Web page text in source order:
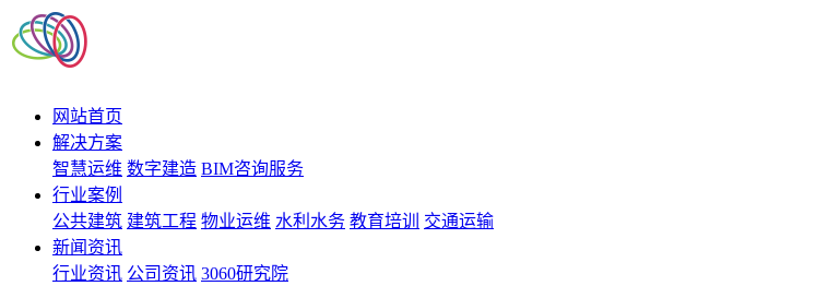
网站首页
解决方案
智慧运维 数字建造 BIM咨询服务
行业案例
公共建筑 建筑工程 物业运维 水利水务 教育培训
交通运输
新闻资讯
行业资讯 公司资讯 3060研究院